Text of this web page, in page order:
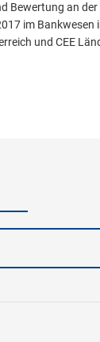
Bewertung an der
im Bankwesen
und CEE